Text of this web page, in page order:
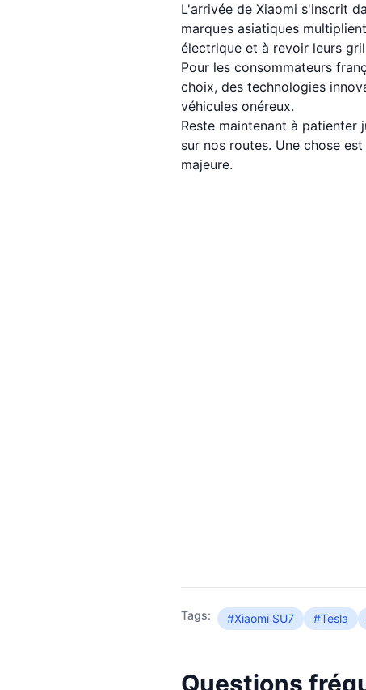
L'arrivée de Xiaomi s'inscrit
marques asiatiques
électrique et à revoir leurs
Pour les consommateurs
choix, des technologies
véhicules onéreux.
Reste maintenant à
sur nos routes. Une chose
majeure.
Tags: #Xiaomi SU7 #Tesla
Questions